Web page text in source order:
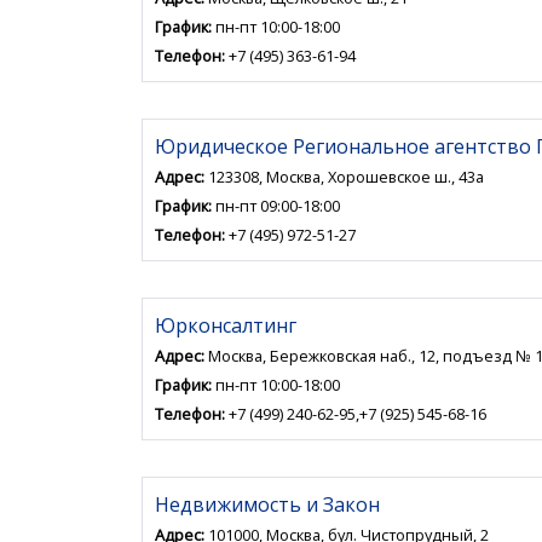
График:пн-пт 10:00-18:00
Телефон:+7 (495) 363-61-94
Юридическое Региональное агентство
Адрес: 123308, Москва, Хорошевское ш., 43а
График:пн-пт 09:00-18:00
Телефон:+7 (495) 972-51-27
Юрконсалтинг
Адрес:Москва, Бережковская наб., 12, подъезд №
График:пн-пт 10:00-18:00
Телефон:+7 (499) 240-62-95,+7 (925) 545-68-16
Недвижимость и Закон
Адрес: 101000, Москва, бул. Чистопрудный, 2